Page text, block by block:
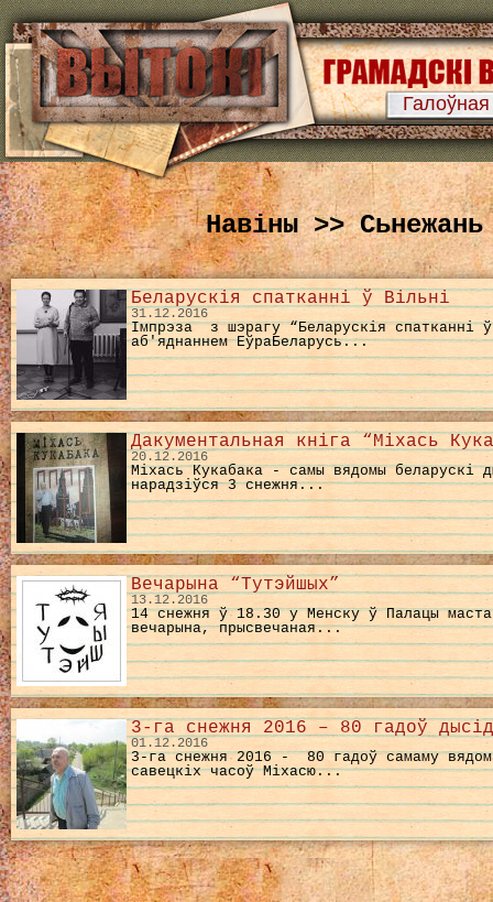
Галоўная
Навіны >> Сьнежань
Беларускiя спатканнi ў Вiльнi
31.12.2016
Імпрэза з шэрагу “Беларускія спатканні
аб'яднаннем ЕўраБеларусь...
Дакументальная кніга “Міхась
20.12.2016
Міхась Кукабака - самы вядомы беларускі
нарадзіўся 3 снежня...
Вечарына “Тутэйшых”
13.12.2016
14 снежня ў 18.30 у Менску ў Палацы
вечарына, прысвечаная...
3-га снежня 2016 – 80 гадоў
01.12.2016
3-га снежня 2016 - 80 гадоў самаму
савецкіх часоў Міхасю...